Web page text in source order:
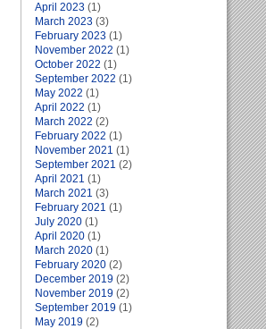
April 2023 (1)
March 2023 (3)
February 2023 (1)
November 2022 (1)
October 2022 (1)
September 2022 (1)
May 2022 (1)
April 2022 (1)
March 2022 (2)
February 2022 (1)
November 2021 (1)
September 2021 (2)
April 2021 (1)
March 2021 (3)
February 2021 (1)
July 2020 (1)
April 2020 (1)
March 2020 (1)
February 2020 (2)
December 2019 (2)
November 2019 (2)
September 2019 (1)
May 2019 (2)